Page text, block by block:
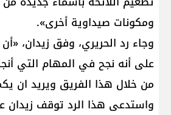
ومكونات صيداوية أخرى».
وجاء رد الحريري، وفق زيدان،
على أنه نجح في المهام التي
من خلال هذا الفريق ويريد ان
واستدعى هذا الرد توقف